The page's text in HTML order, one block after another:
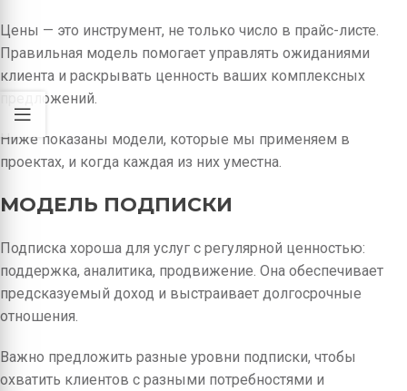
Цены — это инструмент, не только число в прайс-листе.
Правильная модель помогает управлять ожиданиями
клиента и раскрывать ценность ваших комплексных
предложений.
Ниже показаны модели, которые мы применяем в
проектах, и когда каждая из них уместна.
МОДЕЛЬ ПОДПИСКИ
Подписка хороша для услуг с регулярной ценностью:
поддержка, аналитика, продвижение. Она обеспечивает
предсказуемый доход и выстраивает долгосрочные
отношения.
Важно предложить разные уровни подписки, чтобы
охватить клиентов с разными потребностями и